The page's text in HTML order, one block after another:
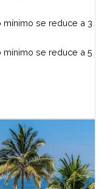
mínimo se reduce a 3
mínimo se reduce a 5